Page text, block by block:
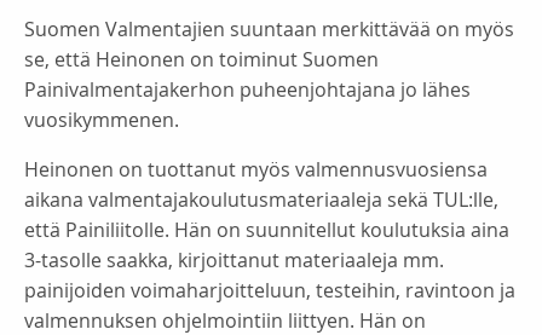
Suomen Valmentajien suuntaan merkittävää on myös
se, että Heinonen on toiminut Suomen
Painivalmentajakerhon puheenjohtajana jo lähes
vuosikymmenen.
Heinonen on tuottanut myös valmennusvuosiensa
aikana valmentajakoulutusmateriaaleja sekä TUL:lle,
että Painiliitolle. Hän on suunnitellut koulutuksia aina
3-tasolle saakka, kirjoittanut materiaaleja mm.
painijoiden voimaharjoitteluun, testeihin, ravintoon ja
valmennuksen ohjelmointiin liittyen. Hän on